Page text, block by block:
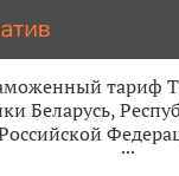
тариф
Беларусь,